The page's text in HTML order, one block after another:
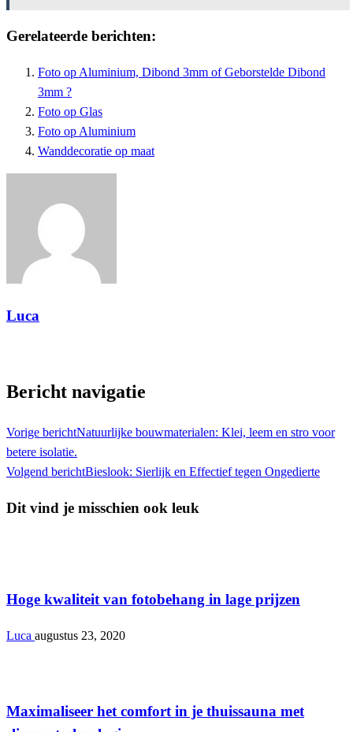
Gerelateerde berichten:
Foto op Aluminium, Dibond 3mm of Geborstelde Dibond
3mm ?
Foto op Glas
Foto op Aluminium
Wanddecoratie op maat
Luca
Bericht navigatie
Vorige berichtNatuurlijke bouwmaterialen: Klei, leem en stro voor
betere isolatie.
Volgend berichtBieslook: Sierlijk en Effectief tegen Ongedierte
Dit vind je misschien ook leuk
Hoge kwaliteit van fotobehang in lage prijzen
Luca augustus 23, 2020
Maximaliseer het comfort in je thuissauna met